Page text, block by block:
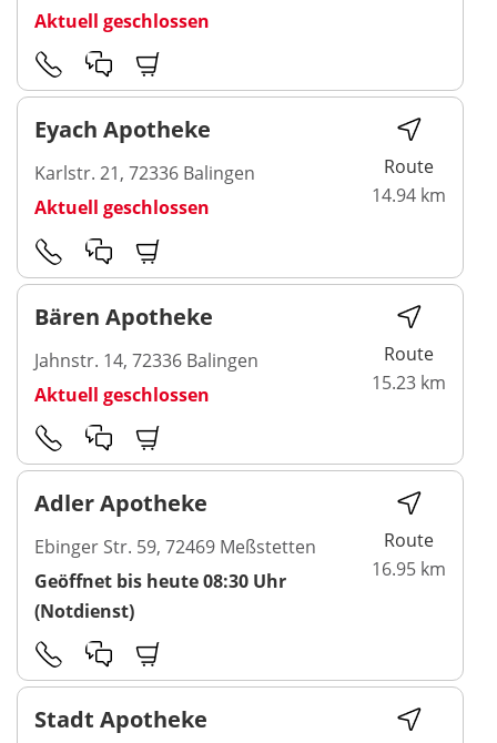
Aktuell geschlossen
Eyach Apotheke
Karlstr. 21, 72336 Balingen
Aktuell geschlossen
Route
14.94 km
Bären Apotheke
Jahnstr. 14, 72336 Balingen
Aktuell geschlossen
Route
15.23 km
Adler Apotheke
Ebinger Str. 59, 72469 Meßstetten
Geöffnet bis heute 08:30 Uhr
(Notdienst)
Route
16.95 km
Stadt Apotheke